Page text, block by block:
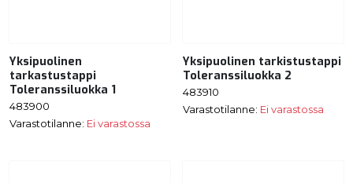
Yksipuolinen
tarkastustappi
Toleranssiluokka 1
483900
Varastotilanne: Ei varastossa
Yksipuolinen tarkistustappi
Toleranssiluokka 2
483910
Varastotilanne: Ei varastossa